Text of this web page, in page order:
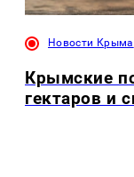
Новости Крыма
Крымские
гектаров и